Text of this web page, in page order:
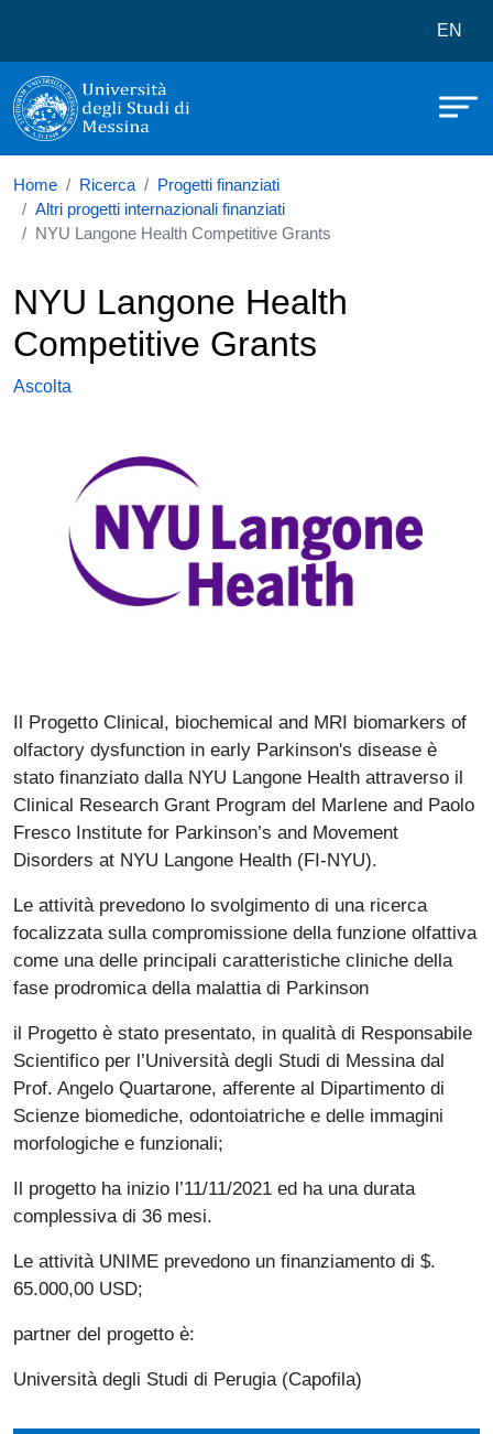
Università degli Studi di Messina
EN
Home Ricerca
Progetti finanziati
Altri progetti internazionali finanziati
NYU Langone Health Competitive Grants
NYU Langone Health
Competitive Grants
Ascolta
Il Progetto Clinical, biochemical and MRI biomarkers of
olfactory dysfunction in early Parkinson's disease è
stato finanziato dalla NYU Langone Health attraverso il
Clinical Research Grant Program del Marlene and Paolo
Fresco Institute for Parkinson’s and Movement
Disorders at NYU Langone Health (FI-NYU).
Le attività prevedono lo svolgimento di una ricerca
focalizzata sulla compromissione della funzione olfattiva
come una delle principali caratteristiche cliniche della
fase prodromica della malattia di Parkinson
il Progetto è stato presentato, in qualità di Responsabile
Scientifico per l’Università degli Studi di Messina dal
Prof. Angelo Quartarone, afferente al Dipartimento di
Scienze biomediche, odontoiatriche e delle immagini
morfologiche e funzionali;
Il progetto ha inizio l’11/11/2021 ed ha una durata
complessiva di 36 mesi.
Le attività UNIME prevedono un finanziamento di $.
65.000,00 USD;
partner del progetto è:
Università degli Studi di Perugia (Capofila)